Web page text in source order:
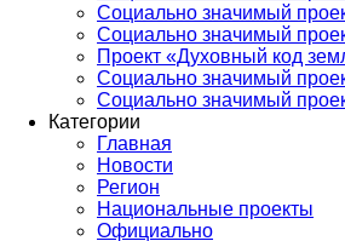
Социально значимый
Социально значимый
Проект «Духовный код
Социально значимый
Социально значимый
Категории
Главная
Новости
Регион
Национальные проекты
Официально